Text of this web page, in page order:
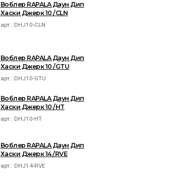
Воблер RAPALA Даун Дип
Хаски Джерк 10 /CLN
арт.: DHJ10-CLN
Воблер RAPALA Даун Дип
Хаски Джерк 10 /GTU
арт.: DHJ10-GTU
Воблер RAPALA Даун Дип
Хаски Джерк 10 /HT
арт.: DHJ10-HT
Воблер RAPALA Даун Дип
Хаски Джерк 14 /RVE
арт.: DHJ14-RVE